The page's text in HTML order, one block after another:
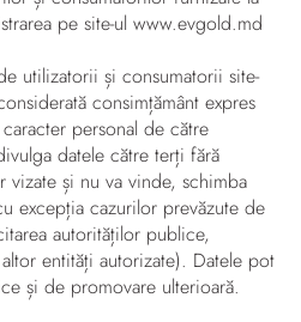
pe site-ul www.evgold.md
utilizatorii și consumatorii site-
consimțământ expres
personal de către
datele către terți fără
vizate și nu va vinde, schimba
excepția cazurilor prevăzute de
autorităților publice,
entități autorizate). Datele pot
și de promovare ulterioară.